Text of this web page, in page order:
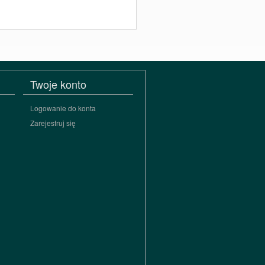
Twoje konto
Logowanie do konta
Zarejestruj się